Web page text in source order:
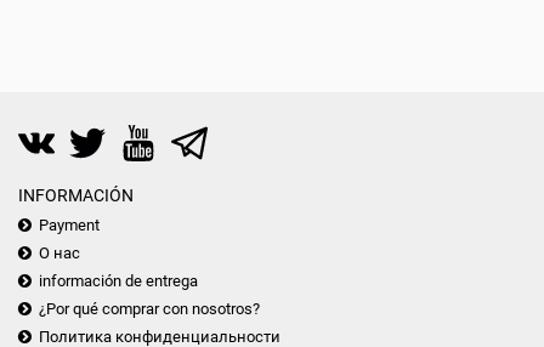
INFORMACIÓN
Payment
О нас
información de entrega
¿Por qué comprar con nosotros?
Политика конфиденциальности